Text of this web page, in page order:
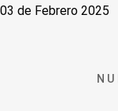
03 de Febrero 2025